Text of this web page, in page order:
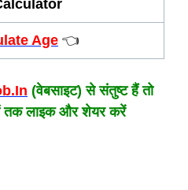
Age 👈
(वेबसाइट) से संतुष्ट हैं तो
तक लाइक और शेयर करें